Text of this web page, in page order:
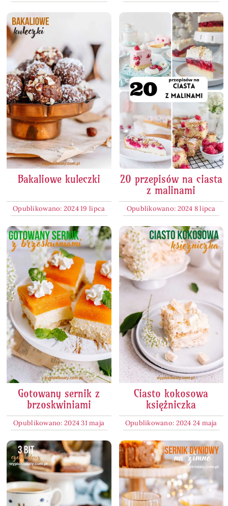
Bakaliowe kuleczki
Opublikowano: 2024 19 lipca
20 przepisów na ciasta
z malinami
Opublikowano: 2024 8 lipca
Gotowany sernik z
brzoskwiniami
Opublikowano: 2024 31 maja
Ciasto kokosowa
księżniczka
Opublikowano: 2024 24 maja